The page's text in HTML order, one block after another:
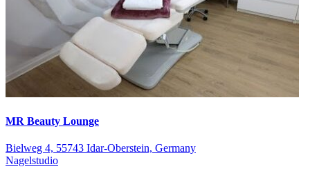
MR Beauty Lounge
Bielweg 4, 55743 Idar-Oberstein, Germany
Nagelstudio